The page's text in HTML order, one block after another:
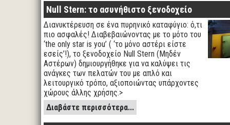
Null Stern: το ασυνήθιστο ξενοδοχείο
Διανυκτέρευση σε ένα πυρηνικό καταφύγιο: ό,τι
πιο ασφαλές! Διαβεβαιώνοντας με το μότο του
‘the only star is you’ ( ‘το μόνο αστέρι είστε
εσείς’!), το ξενοδοχείο Null Stern (Μηδέν
Αστέρων) δημιουργήθηκε για να καλύψει τις
ανάγκες των πελατών του με απλό και
λειτουργικό τρόπο, αξιοποιώντας υπάρχοντες
χώρους άλλης χρήσης.>
Διαβάστε περισσότερα...